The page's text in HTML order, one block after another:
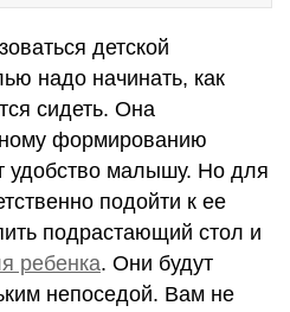
детской
надо начинать, как
сидеть. Она
формированию
удобство малышу. Но для
подойти к ее
подрастающий стол и
ребенка. Они будут
непоседой. Вам не